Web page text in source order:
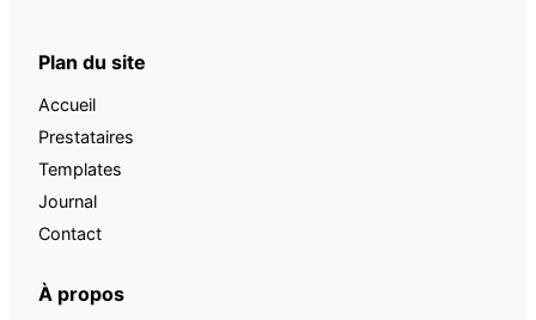
Plan du site
Accueil
Prestataires
Templates
Journal
Contact
À propos